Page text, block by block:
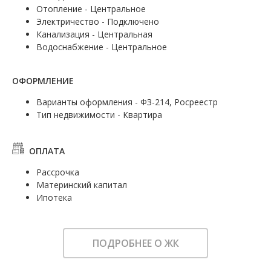
Отопление - Центральное
Электричество - Подключено
Канализация - Центральная
Водоснабжение - Центральное
ОФОРМЛЕНИЕ
Варианты оформления - ФЗ-214, Росреестр
Тип недвижимости - Квартира
ОПЛАТА
Рассрочка
Материнский капитал
Ипотека
ПОДРОБНЕЕ О ЖК